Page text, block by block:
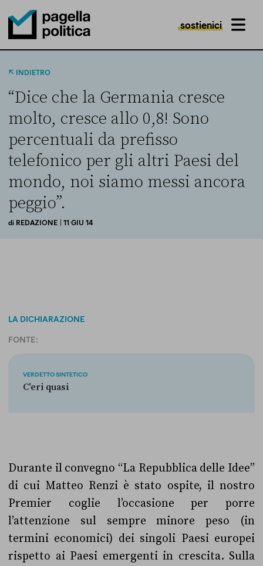
Pagella Politica Logo
sostienici MENU
INDIETRO
“Dice che la Germania cresce
molto, cresce allo 0,8! Sono
percentuali da prefisso
telefonico per gli altri Paesi del
mondo, noi siamo messi ancora
peggio”.
di REDAZIONE | 11 GIU 14
LA DICHIARAZIONE
FONTE:
VERDETTO SINTETICO
C'eri quasi
Durante il convegno “La Repubblica delle Idee”
di cui Matteo Renzi è stato ospite, il nostro
Premier coglie l’occasione per porre
l’attenzione sul sempre minore peso (in
termini economici) dei singoli Paesi europei
rispetto ai Paesi emergenti in crescita. Sulla